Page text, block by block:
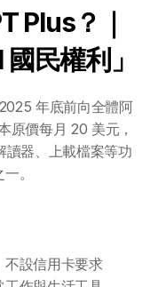
Plus？｜
民權利」
年底前向全體阿
原價每月 20 美元，
器、上載檔案等功
。
不設信用卡要求